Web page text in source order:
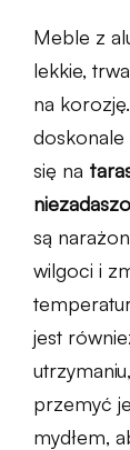
Meble z
lekkie,
na
doskonale
się na
są
wilgoci i
jest
przemyć
mydłem,